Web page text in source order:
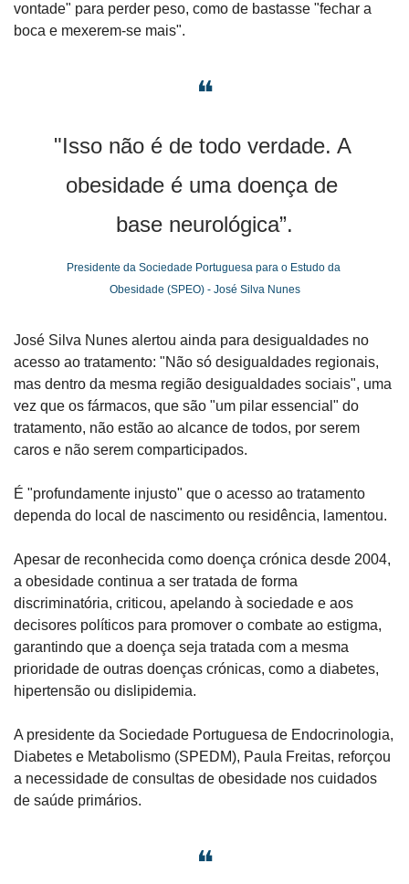
vontade" para perder peso, como de bastasse "fechar a
boca e mexerem-se mais".
❝
"Isso não é de todo verdade. A
obesidade é uma doença de
base neurológica”.
Presidente da Sociedade Portuguesa para o Estudo da
Obesidade (SPEO) - José Silva Nunes
José Silva Nunes alertou ainda para desigualdades no
acesso ao tratamento: "Não só desigualdades regionais,
mas dentro da mesma região desigualdades sociais", uma
vez que os fármacos, que são "um pilar essencial" do
tratamento, não estão ao alcance de todos, por serem
caros e não serem comparticipados.
É "profundamente injusto" que o acesso ao tratamento
dependa do local de nascimento ou residência, lamentou.
Apesar de reconhecida como doença crónica desde 2004,
a obesidade continua a ser tratada de forma
discriminatória, criticou, apelando à sociedade e aos
decisores políticos para promover o combate ao estigma,
garantindo que a doença seja tratada com a mesma
prioridade de outras doenças crónicas, como a diabetes,
hipertensão ou dislipidemia.
A presidente da Sociedade Portuguesa de Endocrinologia,
Diabetes e Metabolismo (SPEDM), Paula Freitas, reforçou
a necessidade de consultas de obesidade nos cuidados
de saúde primários.
❝